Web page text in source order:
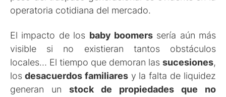
operatoria cotidiana del mercado.
El impacto de los baby boomerssería aún más
visible si no existieran tantos obstáculos
locales… El tiempo que demoran las sucesiones,
los desacuerdos familiaresy la falta de liquidez
generan un stock de propiedades que no